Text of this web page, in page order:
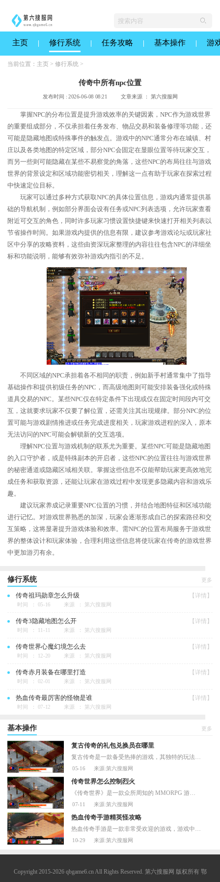
主页 修行系统 任务攻略 基本操作 游
当前位置： 主页 > 修行系统 >
传奇中所有npc位置
发布时间 : 2026-06-08 08:21 文章来源 ： 第六搜服网
掌握NPC的分布位置是提升游戏效率的关键因素，NPC作为游戏世界
的重要组成部分，不仅承担着任务发布、物品交易和装备修理等功能，还
可能是隐藏地图或特殊事件的触发点。游戏中的NPC通常分布在城镇、村
庄以及各类地图的特定区域，部分NPC会固定在显眼位置等待玩家交互，
而另一些则可能隐藏在某些不易察觉的角落，这些NPC的布局往往与游戏
世界的背景设定和区域功能密切相关，理解这一点有助于玩家在探索过程
中快速定位目标。
玩家可以通过多种方式获取NPC的具体位置信息，游戏内通常提供基
础的导航机制，例如部分界面会设有任务或NPC列表选项，允许玩家查看
附近可交互的角色，同时许多玩家习惯设置快捷键来快速打开相关列表以
节省操作时间。如果游戏内提供的信息有限，建议参考游戏论坛或玩家社
区中分享的攻略资料，这些由资深玩家整理的内容往往包含NPC的详细坐
标和功能说明，能够有效弥补游戏内指引的不足。
不同区域的NPC承担着各不相同的职责，例如新手村通常集中了指导
基础操作和提供初级任务的NPC，而高级地图则可能安排装备强化或特殊
道具交易的NPC。某些NPC仅在特定条件下出现或仅在固定时间段内可交
互，这就要求玩家不仅要了解位置，还需关注其出现规律。部分NPC的位
置可能与游戏剧情推进或任务完成进度相关，玩家游戏进程的深入，原本
无法访问的NPC可能会解锁新的交互选项。
理解NPC位置与游戏机制的联系尤为重要。某些NPC可能是隐藏地图
的入口守护者，或是特殊副本的开启者，这些NPC的位置往往与游戏世界
的秘密通道或隐藏区域相关联。掌握这些信息不仅能帮助玩家更高效地完
成任务和获取资源，还能让玩家在游戏过程中发现更多隐藏内容和游戏乐
趣。
建议玩家养成记录重要NPC位置的习惯，并结合地图特征和区域功能
进行记忆。对游戏世界熟悉的加深，玩家会逐渐形成自己的探索路径和交
互策略，这将显著提升游戏体验和效率。需NPC的位置布局服务于游戏世
界的整体设计和玩家体验，合理利用这些信息将使玩家在传奇的游戏世界
中更加游刃有余。
修行系统 更多
传奇祖玛勋章怎么升级 【详情】
时间 ： 05-16 来源 ： 第六搜服网
传奇3隐藏地图怎么开 【详情】
时间 ： 11-11 来源 ： 第六搜服网
传奇世界心魔幻境怎么去 【详情】
时间 ： 12-20 来源 ： 第六搜服网
传奇赤月装备在哪里打造 【详情】
时间 ： 02-01 来源 ： 第六搜服网
热血传奇最厉害的怪物是谁 【详情】
时间 ： 07-12 来源 ： 第六搜服网
基本操作 更多
复古传奇的礼包兑换员在哪里
复古传奇是一款备受热捧的游戏，其独特的玩法和精美的画面设计吸引了众多玩家的青睐。为了让玩家们更好地体验游戏，游戏公司推出了多种礼包，其中包含了众多珍贵的道具和装备
05-16 来源:第六搜服网
传奇世界怎么控制烈火
《传奇世界》是一款众所周知的 MMORPG 游戏，其中玩家通过打怪、升级、获取装备和赚取金币来提升自己的角色和战斗能力。在游戏中，有很多强力的技能和法术，其中一种非常有威力的
07-11 来源:第六搜服网
热血传奇手游精英怪攻略
热血传奇手游是一款非常受欢迎的游戏，游戏中出现的精英怪是不可避免的挑战，因为它们强大的攻击力和高耐久度。如果你要获得丰厚的奖励并提高游戏进程，解决精英怪攻略是必不
10-29 来源:第六搜服网
Copyright 2015-2026 qbgame6.cn All Rights Reserved. 第六搜服网 版权所有 鄂